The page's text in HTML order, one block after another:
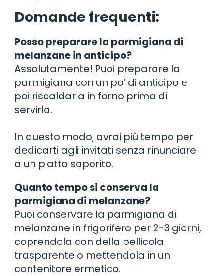
Domande frequenti:
Posso preparare la parmigiana di
melanzane in anticipo?
Assolutamente! Puoi preparare la
parmigiana con un po’ di anticipo e
poi riscaldarla in forno prima di
servirla.
In questo modo, avrai più tempo per
dedicarti agli invitati senza rinunciare
a un piatto saporito.
Quanto tempo si conserva la
parmigiana di melanzane?
Puoi conservare la parmigiana di
melanzane in frigorifero per 2-3 giorni,
coprendola con della pellicola
trasparente o mettendola in un
contenitore ermetico.